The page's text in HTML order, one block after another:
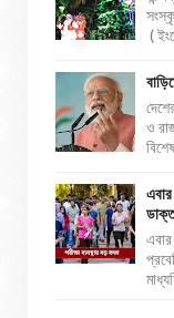
(
ও